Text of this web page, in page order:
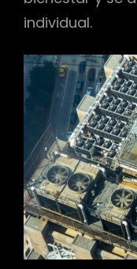
individual.